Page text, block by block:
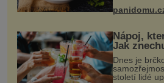
varné typy
Nápoj,
Jak
vymyslel
Dnes je
století lidé